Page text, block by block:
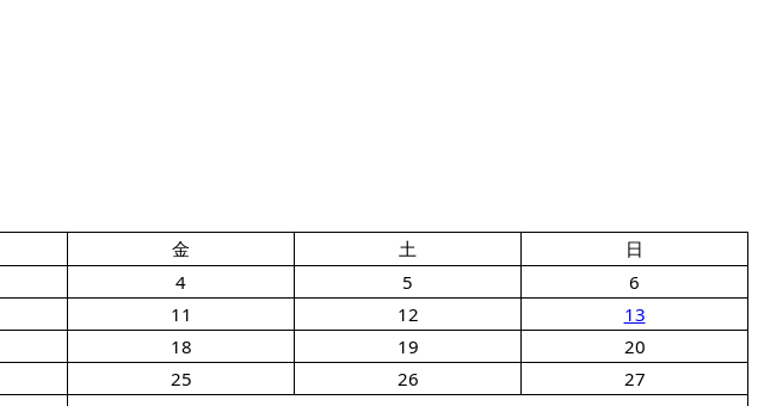
金 土
日
4 5
6
11 12
13
18 19
20
25 26
27